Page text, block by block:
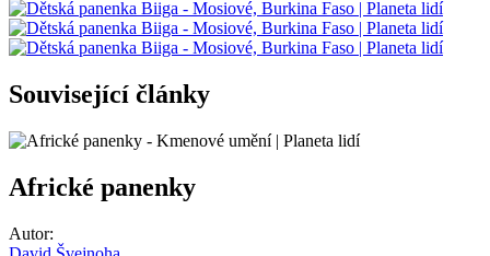
Související články
Africké panenky
Autor: